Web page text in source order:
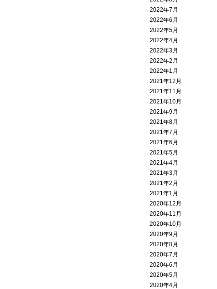
2022年7月
2022年6月
2022年5月
2022年4月
2022年3月
2022年2月
2022年1月
2021年12月
2021年11月
2021年10月
2021年9月
2021年8月
2021年7月
2021年6月
2021年5月
2021年4月
2021年3月
2021年2月
2021年1月
2020年12月
2020年11月
2020年10月
2020年9月
2020年8月
2020年7月
2020年6月
2020年5月
2020年4月